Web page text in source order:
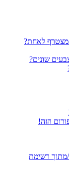
מצטרף לאחת?
שונים?
הזה!
מתוך רשימת